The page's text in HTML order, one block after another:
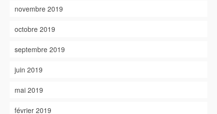
novembre 2019
octobre 2019
septembre 2019
juin 2019
mai 2019
février 2019